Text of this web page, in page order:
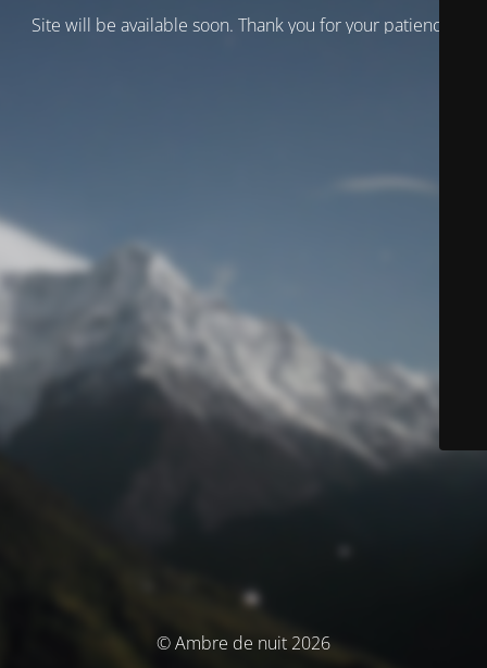
Site will be available soon. Thank you for your patience!
© Ambre de nuit 2026